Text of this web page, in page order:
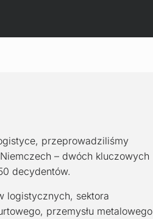
przeprowadziliśmy
– dwóch kluczowych
decydentów.
logistycznych, sektora
przemysłu metalowego